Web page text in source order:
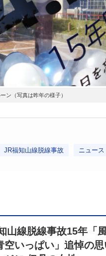
ン（写真は昨年の様子）
JR福知山線脱線事故 ニュース
山線脱線事故15年「
空いっぱい」追悼の思